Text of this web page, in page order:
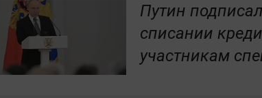
Путин
списании
участникам